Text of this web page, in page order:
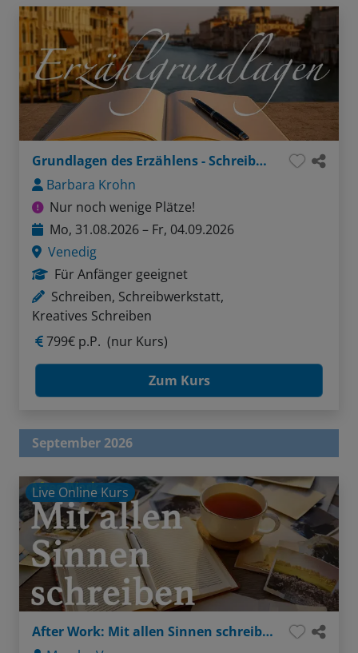
Grundlagen des Erzählens - Schreiben in der Lagunenstadt
Barbara Krohn
Nur noch wenige Plätze!
Mo, 31.08.2026 – Fr, 04.09.2026
Venedig
Für Anfänger geeignet
Schreiben, Schreibwerkstatt,
Kreatives Schreiben
799€ p.P. (nur Kurs)
Zum Kurs
September 2026
Live Online Kurs
After Work: Mit allen Sinnen schreiben